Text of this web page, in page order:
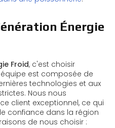
Énergie
Froid, c'est choisir
est composée de
technologies et aux
Nous nous
client exceptionnel, ce qui
confiance dans la région
de nous choisir :